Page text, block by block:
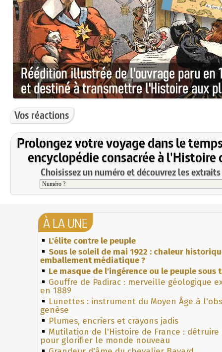
Vos réactions
Prolongez votre voyage dans le
encyclopédie consacrée à l'Histoire
Choisissez un numéro et découvrez les
À LA UNE
L'élite contre le peuple
Sous le soleil de mai 1922 : chaleur
emballement médiatique ?
Le masque de l'ingérence ou le peuple sous
Gouffre de Padirac : merveille géologique
en 1889
Lunettes : instrument du Moyen Âge à
genèse
Plumes, encriers et crayons jadis
Mutilation de l'Histoire de France : détruire
pour glorifier le monde nouveau